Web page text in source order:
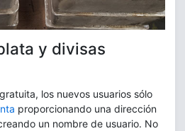
y divisas
los nuevos usuarios sólo
proporcionando una dirección
un nombre de usuario. No